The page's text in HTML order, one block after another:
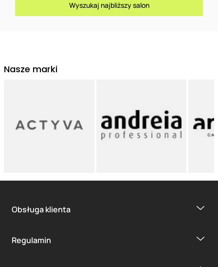
Wyszukaj najbliższy salon
Nasze marki
Obsługa klienta
Regulamin